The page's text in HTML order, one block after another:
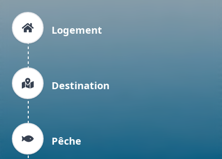
Logement
Destination
Pêche